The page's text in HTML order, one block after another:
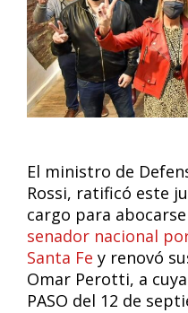
El ministro de
Rossi, ratificó este
cargo para
senador nacional
Santa Fe y renovó
Omar Perotti, a
PASO del 12 de